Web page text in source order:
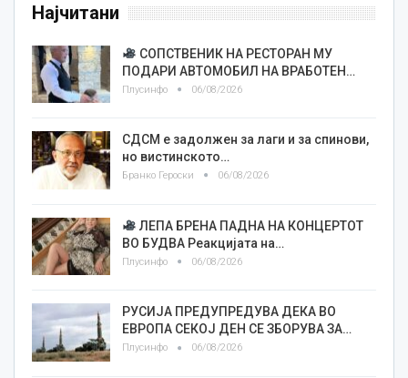
Најчитани
СОПСТВЕНИК НА РЕСТОРАН МУ
ПОДАРИ АВТОМОБИЛ НА ВРАБОТЕН…
Плусинфо 06/08/2026
СДСМ е задолжен за лаги и за спинови,
но вистинското…
Бранко Героски 06/08/2026
ЛЕПА БРЕНА ПАДНА НА КОНЦЕРТОТ
ВО БУДВА Реакцијата на…
Плусинфо 06/08/2026
РУСИЈА ПРЕДУПРЕДУВА ДЕКА ВО
ЕВРОПА СЕКОЈ ДЕН СЕ ЗБОРУВА ЗА…
Плусинфо 06/08/2026